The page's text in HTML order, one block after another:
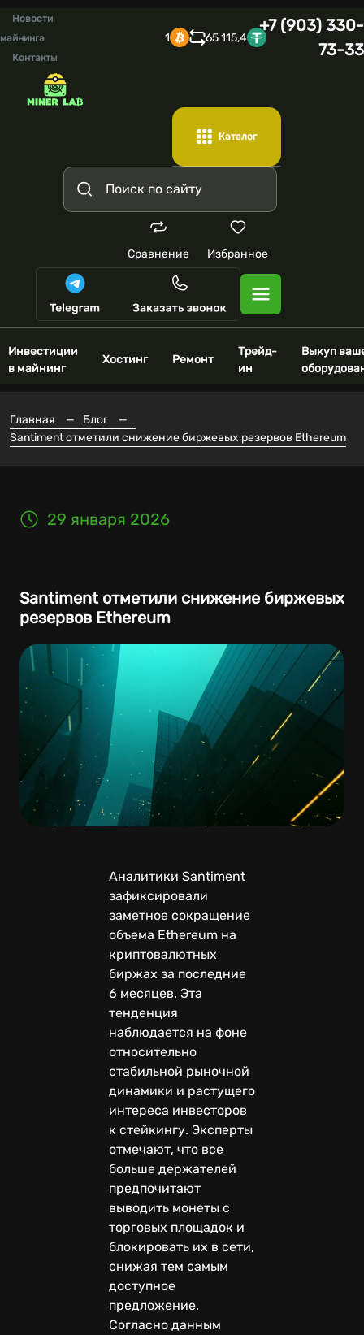
Новости
майнинга
Контакты
1 65 115,4
+7 (903) 330-
73-33
Каталог
Сравнение Избранное
Инвестиции
в майнинг
Хостинг Ремонт
Трейд-
ин
Выкуп
Главная — Блог
—
Santiment отметили снижение биржевых резервов Ethereum
29 января 2026
Santiment отметили снижение биржевых
резервов Ethereum
Аналитики Santiment
зафиксировали
заметное сокращение
объема Ethereum на
криптовалютных
биржах за последние
6 месяцев. Эта
тенденция
наблюдается на фоне
относительно
стабильной рыночной
динамики и растущего
интереса инвесторов
к стейкингу. Эксперты
отмечают, что все
больше держателей
предпочитают
выводить монеты с
торговых площадок и
блокировать их в сети,
снижая тем самым
доступное
предложение.
Согласно данным